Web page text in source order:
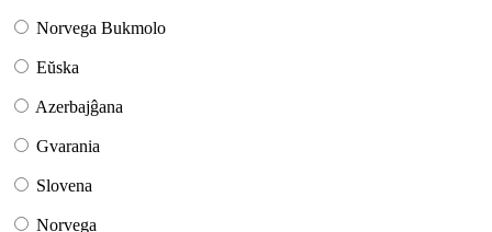
Norvega Bukmolo
Eŭska
Azerbajĝana
Gvarania
Slovena
Norvega